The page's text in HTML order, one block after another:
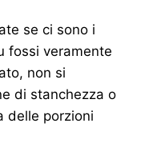
se ci sono i
fossi veramente
non si
di stanchezza o
delle porzioni